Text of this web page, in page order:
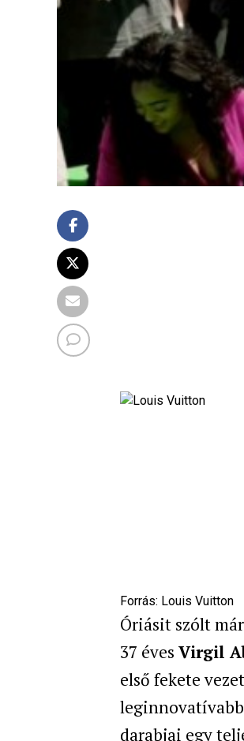
Forrás: Louis Vuitton
Óriásit szólt
37 éves Virgil
első fekete
darabjai egy